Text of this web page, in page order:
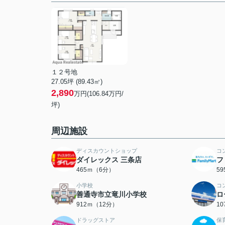
１２号地
27.05坪 (89.43㎡)
2,890万円(106.84万円/
坪)
周辺施設
ディスカウントショップ
ダイレックス 三条店
465ｍ（6分）
コ
小学校
善通寺市立竜川小学校
912ｍ（12分）
コ
ドラッグストア 保